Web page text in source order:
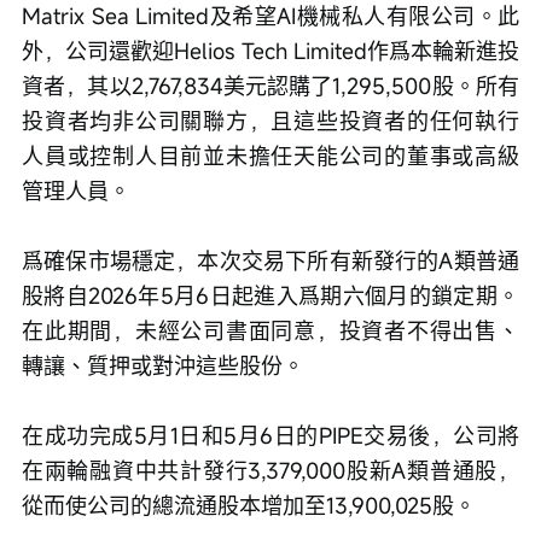
Matrix Sea Limited及希望AI機械私人有限公司。此
外，公司還歡迎Helios Tech Limited作爲本輪新進投
資者，其以2,767,834美元認購了1,295,500股。所有
投資者均非公司關聯方，且這些投資者的任何執行
人員或控制人目前並未擔任天能公司的董事或高級
管理人員。
爲確保市場穩定，本次交易下所有新發行的A類普通
股將自2026年5月6日起進入爲期六個月的鎖定期。
在此期間，未經公司書面同意，投資者不得出售、
轉讓、質押或對沖這些股份。
在成功完成5月1日和5月6日的PIPE交易後，公司將
在兩輪融資中共計發行3,379,000股新A類普通股，
從而使公司的總流通股本增加至13,900,025股。